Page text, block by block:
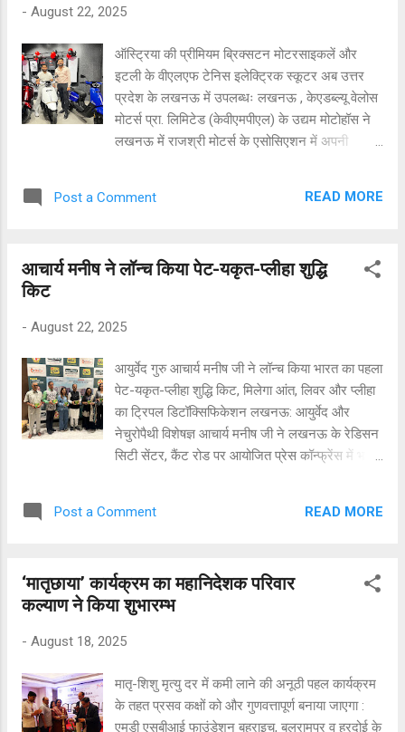
प्रातः 11:00 बजे विशिष्ट अतिथियों और उद्योग जगत के
नेताओं की उपस्थिति में होगा। आयोजक श्री डॉ. गिरीश
गुप्ता ने बताया कि "यह प्रदर्शनी न केवल उद्योग जगत
बल्कि लखनऊ के लोगों के लिए भी लाभकारी होगी, जो
अपनी मेहमाननवाजी और खाद्य संस्कृति के लिए जाने जाते
हैं।"फूड एंड बेकरी एक्सपो 2025 की म...
- August 22, 2025
ऑस्ट्रिया की प्रीमियम ब्रिक्सटन मोटरसाइकलें और
इटली के वीएलएफ टेनिस इलेक्ट्रिक स्कूटर अब उत्तर
प्रदेश के लखनऊ में उपलब्धः लखनऊ , केएडब्ल्यू वेलोस
मोटर्स प्रा. लिमिटेड (केवीएमपीएल) के उद्यम मोटोहॉस ने
लखनऊ में राजश्री मोटर्स के एसोसिएशन में अपनी
उपलब्ध कराने के मोटोहॉस के मिशन में एक और महत्वपूर्ण
और क्रोमवैल 1200 एक्स- को परफोर्मेन्स, स्टाइल एवं
डिज़ाइन का संयोजन हैं जो राइडिंग प्रेमियों को बेहतरीन
अनुभव प्रदान करती हैं।वीएलएफ टेनिस इलेक्ट्रिक
स्कूटर को सस्टेनेबल (स्थायी) एवं व्यवहारिक शहरी
परिवहन के लिए डिज़ाइन किया गया है। श्री तुषार शेळके,
मैनेजिंग डायरेक्टर, केवीएमपीएल-मोटोहॉस ने
कहाः‘‘मोटोहॉस में हम न सिर्फ अपना फुटप्रिन्ट बढ़ा रहे हैं
बल्कि भारत में राइडिंग के अनुभव को भी नया आयाम दे रहे
Post a Comment READ MORE
आचार्य मनीष ने लॉन्च किया पेट-यकृत-प्लीहा शुद्धि
किट
- August 22, 2025
आयुर्वेद गुरु आचार्य मनीष जी ने लॉन्च किया भारत का पहला
पेट-यकृत-प्लीहा शुद्धि किट, मिलेगा आंत, लिवर और प्लीहा
का ट्रिपल डिटॉक्सिफिकेशन लखनऊ: आयुर्वेद और
नेचुरोपैथी विशेषज्ञ आचार्य मनीष जी ने लखनऊ के रेडिसन
सिटी सेंटर, कैंट रोड पर आयोजित प्रेस कॉन्फ्रेंस में भारत
की सेहत को ध्यान में रखकर तैयार की गई है। इसे बनाने में
जुड़ी बीमारियों की जड़ तक पहुंचकर इलाज करने के लिए
बनाई गई है। सामान्य दवाओं की तरह यह केवल लक्षणों पर
रोकथाम में सहायक है। यह न केवल लंबे समय से बीमार
लोगों के लिए बल्कि स्वस्थ लोगों के लिए भी बनाई गई है
ताकि वे इसे अपनी दिनचर्या का हिस्सा बनाकर बीमारियों से
बच सकें। किट में 4 हफ्तों का एक तयशुदा प्रोटोकॉल है,
Post a Comment READ MORE
‘मातृछाया’ कार्यक्रम का महानिदेशक परिवार
कल्याण ने किया शुभारम्भ
- August 18, 2025
मातृ-शिशु मृत्यु दर में कमी लाने की अनूठी पहल कार्यक्रम
के तहत प्रसव कक्षों को और गुणवत्तापूर्ण बनाया जाएगा :
एमडी एसबीआई फाउंडेशन बहराइच, बलरामपुर व हरदोई के